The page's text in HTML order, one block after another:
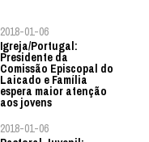
2018-01-06
Igreja/Portugal:
Presidente da
Comissão Episcopal do
Laicado e Família
espera maior atenção
aos jovens
2018-01-06